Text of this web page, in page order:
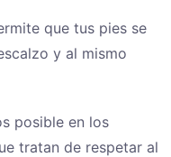
que tus pies se
y al mismo
posible en los
tratan de respetar al